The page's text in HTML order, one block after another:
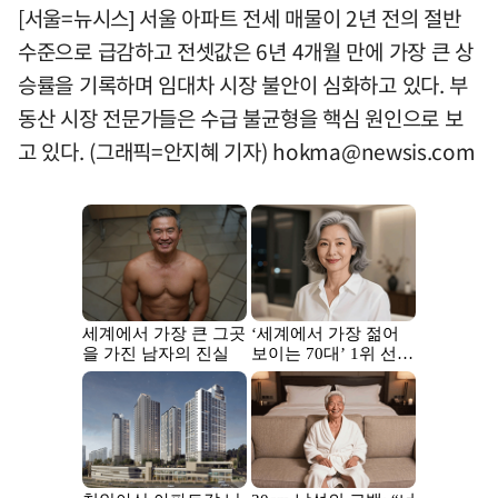
[서울=뉴시스] 서울 아파트 전세 매물이 2년 전의 절반
수준으로 급감하고 전셋값은 6년 4개월 만에 가장 큰 상
승률을 기록하며 임대차 시장 불안이 심화하고 있다. 부
동산 시장 전문가들은 수급 불균형을 핵심 원인으로 보
고 있다. (그래픽=안지혜 기자) hokma@newsis.com